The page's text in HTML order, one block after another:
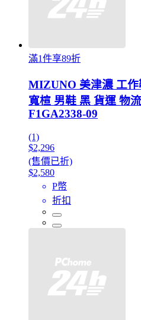
滿1件享89折
MIZUNO 美津濃 工
寬楦 男鞋 黑 貨運 物
F1GA2338-09
(1)
$2,296
(售價已折)
$2,580
P幣
折扣